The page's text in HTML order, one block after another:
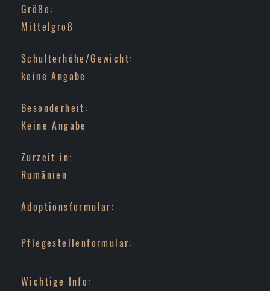
Größe:
Mittelgroß
Schulterhöhe/Gewicht:
keine Angabe
Besonderheit:
Keine Angabe
Zurzeit in:
Rumänien
Adoptionsformular:
Pflegestellenformular:
Wichtige Info: